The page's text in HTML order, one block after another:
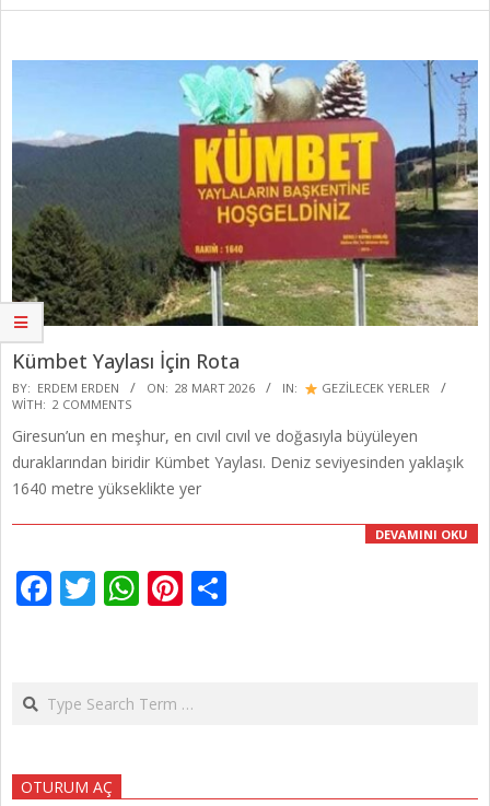
Kümbet Yaylası İçin Rota
2026-
03-
28
BY: ERDEM ERDEN ON: 28 MART 2026 IN:
GEZİLECEK YERLER
WITH: 2 COMMENTS
Giresun’un en meşhur, en cıvıl cıvıl ve doğasıyla büyüleyen
duraklarından biridir Kümbet Yaylası. Deniz seviyesinden yaklaşık
1640 metre yükseklikte yer
DEVAMINI OKU
Facebook
Twitter
WhatsApp
Pinterest
Search
OTURUM AÇ